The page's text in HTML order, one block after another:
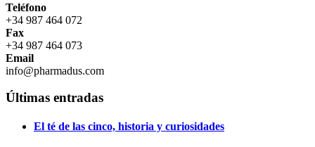
Teléfono
+34 987 464 072
Fax
+34 987 464 073
Email
info@pharmadus.com
Últimas entradas
El té de las cinco, historia y curiosidades